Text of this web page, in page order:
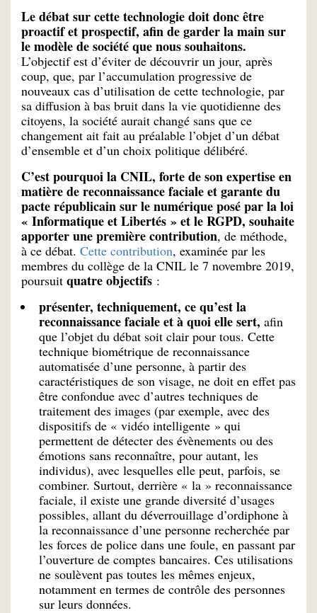
Le débat sur cette technologie doit donc être
proactif et prospectif, afin de garder la main sur
le modèle de société que nous souhaitons.
L’objectif est d’éviter de découvrir un jour, après
coup, que, par l’accumulation progressive de
nouveaux cas d’utilisation de cette technologie, par
sa diffusion à bas bruit dans la vie quotidienne des
citoyens, la société aurait changé sans que ce
changement ait fait au préalable l’objet d’un débat
d’ensemble et d’un choix politique délibéré.
C’est pourquoi la CNIL, forte de son expertise en
matière de reconnaissance faciale et garante du
pacte républicain sur le numérique posé par la loi
« Informatique et Libertés » et le RGPD, souhaite
apporter une première contribution, de méthode,
à ce débat. Cette contribution, examinée par les
membres du collège de la CNIL le 7 novembre 2019,
poursuit quatre objectifs :
présenter, techniquement, ce qu’est la
reconnaissance faciale et à quoi elle sert, afin
que l’objet du débat soit clair pour tous. Cette
technique biométrique de reconnaissance
automatisée d’une personne, à partir des
caractéristiques de son visage, ne doit en effet pas
être confondue avec d’autres techniques de
traitement des images (par exemple, avec des
dispositifs de « vidéo intelligente » qui
permettent de détecter des évènements ou des
émotions sans reconnaître, pour autant, les
individus), avec lesquelles elle peut, parfois, se
combiner. Surtout, derrière « la » reconnaissance
faciale, il existe une grande diversité d’usages
possibles, allant du déverrouillage d’ordiphone à
la reconnaissance d’une personne recherchée par
les forces de police dans une foule, en passant par
l’ouverture de comptes bancaires. Ces utilisations
ne soulèvent pas toutes les mêmes enjeux,
notamment en termes de contrôle des personnes
sur leurs données.